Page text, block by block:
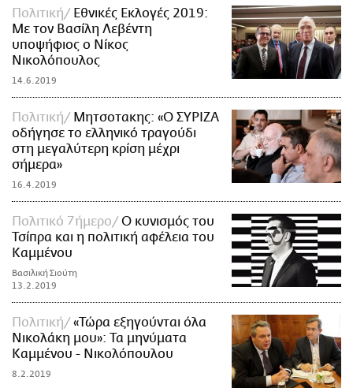
Πολιτική
Εθνικές Εκλογές 2019:
Με τον Βασίλη Λεβέντη
υποψήφιος ο Νίκος
Νικολόπουλος
14.6.2019
Πολιτική
Μητσοτακης: «O ΣΥΡΙΖΑ
οδήγησε το ελληνικό τραγούδι
στη μεγαλύτερη κρίση μέχρι
σήμερα»
16.4.2019
Πολιτικό 7ήμερο
Ο κυνισμός του
Τσίπρα και η πολιτική αφέλεια του
Καμμένου
Βασιλική Σιούτη
13.2.2019
Πολιτική
«Τώρα εξηγούνται όλα
Νικολάκη μου»: Τα μηνύματα
Καμμένου - Νικολόπουλου
8.2.2019